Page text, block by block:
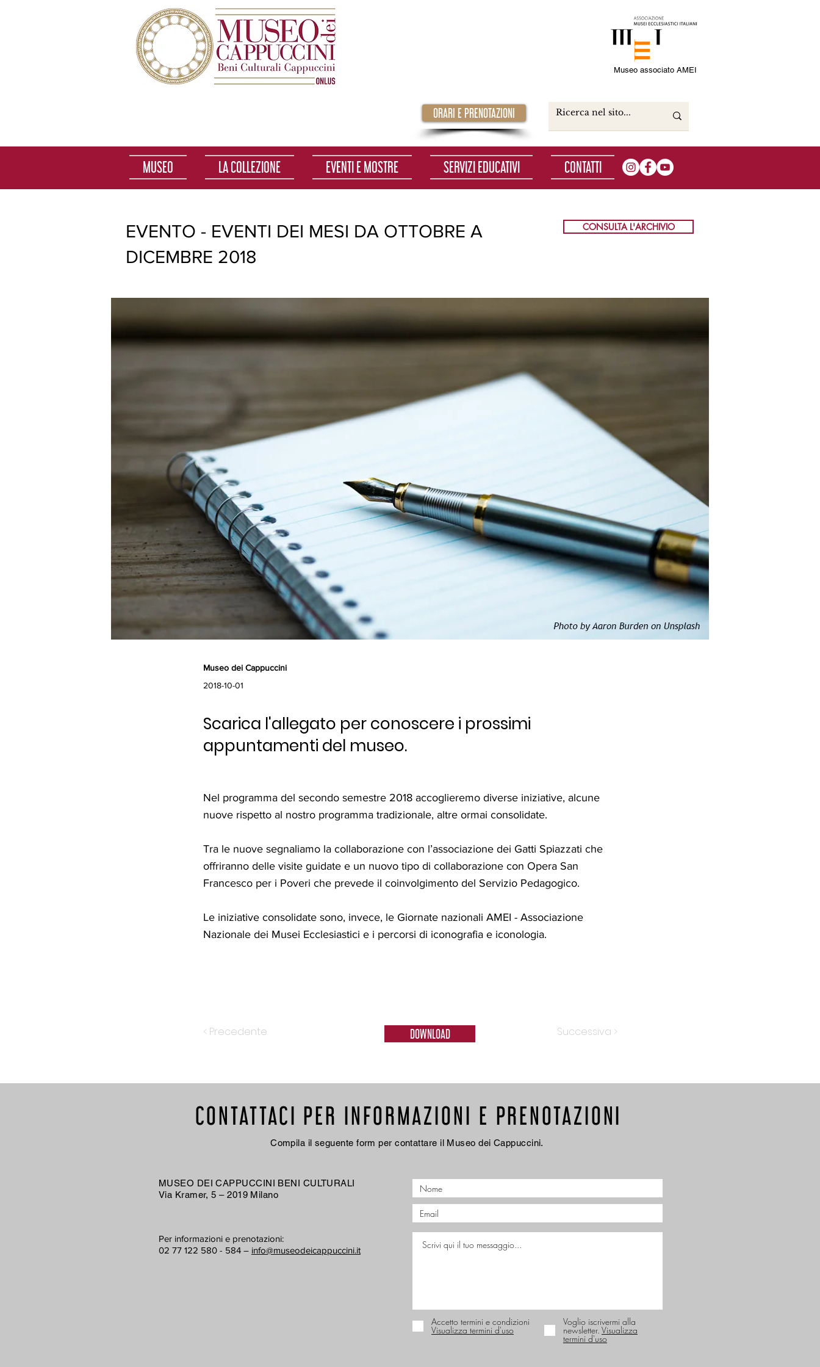
Museo associato AMEI
ORARI E PRENOTAZIONI
MUSEO LA COLLEZIONE EVENTI E MOSTRE SERVIZI EDUCATIVI CONTATTI
EVENTO - EVENTI DEI MESI DA OTTOBRE A
DICEMBRE 2018
CONSULTA L'ARCHIVIO
Museo dei Cappuccini
2018-10-01
Scarica l'allegato per conoscere i prossimi
appuntamenti del museo.
Nel programma del secondo semestre 2018 accoglieremo diverse iniziative, alcune
nuove rispetto al nostro programma tradizionale, altre ormai consolidate.
Tra le nuove segnaliamo la collaborazione con l’associazione dei Gatti Spiazzati che
offriranno delle visite guidate e un nuovo tipo di collaborazione con Opera San
Francesco per i Poveri che prevede il coinvolgimento del Servizio Pedagogico.
Le iniziative consolidate sono, invece, le Giornate nazionali AMEI - Associazione
Nazionale dei Musei Ecclesiastici e i percorsi di iconografia e iconologia.
< Precedente DOWNLOAD Successiva >
CONTATTACI PER INFORMAZIONI E PRENOTAZIONI
Compila il seguente form per contattare il Museo dei Cappuccini.
Accetto termini e condizioni
Visualizza termini d'uso
Voglio iscrivermi alla
newsletter. Visualizza
termini d'uso
MUSEO DEI CAPPUCCINI BENI CULTURALI
Via Kramer, 5 – 2019 Milano
Per informazioni e prenotazioni:
02 77 122 580 - 584 – info@museodeicappuccini.it